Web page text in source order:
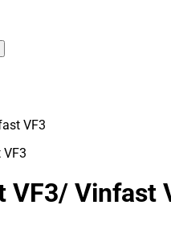
VF3
VF3/ Vinfast